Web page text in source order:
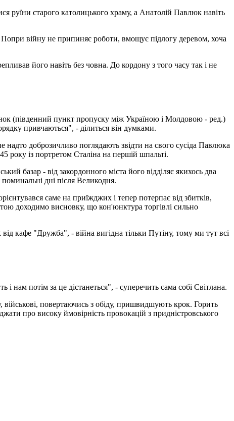
руїни старого католицького храму, а Анатолій Павлюк навіть
війну не припиняє роботи, вмощує підлогу деревом, хоча
його навіть без човна. До кордону з того часу так і не
(південний пункт пропуску між Україною і Молдовою - ред.)
привчаються", - ділиться він думками.
надто доброзичливо поглядають звідти на свого сусіда Павлюка
року із портретом Сталіна на першій шпальті.
базар - від закордонного міста його відділяє якихось два
дні після Великодня.
саме на приїжджих і тепер потерпає від збитків,
доходимо висновку, що кон'юнктура торгівлі сильно
кафе "Дружба", - війна вигідна тільки Путіну, тому ми тут всі
потім за це дістанеться", - суперечить сама собі Світлана.
повертаючись з обіду, пришвидшують крок. Горить
про високу ймовірність провокацій з придністровського